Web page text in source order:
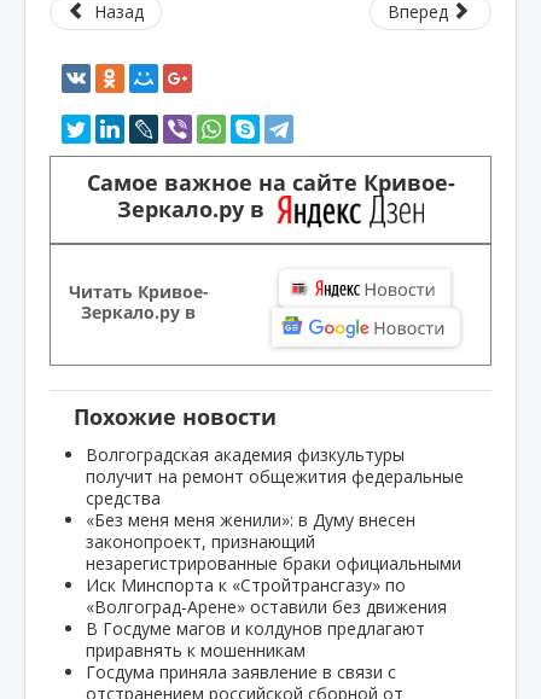
Назад Вперед
Самое важное на сайте Кривое-
Зеркало.ру в
Читать Кривое-
Зеркало.ру в
Похожие новости
Волгоградская академия физкультуры
получит на ремонт общежития федеральные
средства
«Без меня меня женили»: в Думу внесен
законопроект, признающий
незарегистрированные браки официальными
Иск Минспорта к «Стройтрансгазу» по
«Волгоград-Арене» оставили без движения
В Госдуме магов и колдунов предлагают
приравнять к мошенникам
Госдума приняла заявление в связи с
отстранением российской сборной от